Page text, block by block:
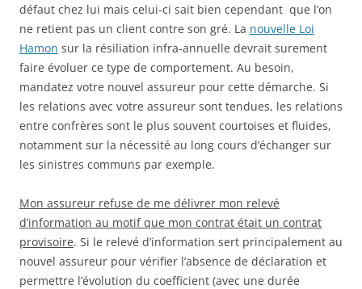
défaut chez lui mais celui-ci sait bien cependant que l’on
ne retient pas un client contre son gré. La nouvelle Loi
Hamon sur la résiliation infra-annuelle devrait surement
faire évoluer ce type de comportement. Au besoin,
mandatez votre nouvel assureur pour cette démarche. Si
les relations avec votre assureur sont tendues, les relations
entre confrères sont le plus souvent courtoises et fluides,
notamment sur la nécessité au long cours d’échanger sur
les sinistres communs par exemple.
Mon assureur refuse de me délivrer mon relevé
d’information au motif que mon contrat était un contrat
provisoire. Si le relevé d’information sert principalement au
nouvel assureur pour vérifier l’absence de déclaration et
permettre l’évolution du coefficient (avec une durée